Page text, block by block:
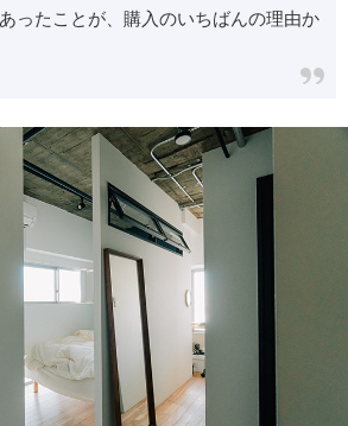
ったことが、購入のいちばんの理由か